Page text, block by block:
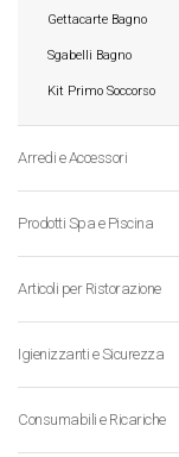
Gettacarte Bagno
Sgabelli Bagno
Kit Primo Soccorso
Arredi e Accessori
Prodotti Spa e Piscina
Articoli per Ristorazione
Igienizzanti e Sicurezza
Consumabili e Ricariche